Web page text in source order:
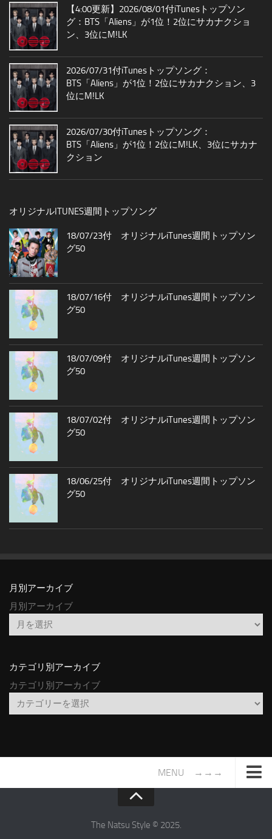
【4:00更新】2026/08/01付iTunesトップソン
グ：BTS「Aliens」が1位！2位にサカナクショ
ン、3位にM!LK
2026/07/31付iTunesトップソング：
BTS「Aliens」が1位！2位にサカナクション、3
位にM!LK
2026/07/30付iTunesトップソング：
BTS「Aliens」が1位！2位にM!LK、3位にサカナ
クション
オリジナルITUNES週間トップソング
18/07/23付 オリジナルiTunes週間トップソン
グ50
18/07/16付 オリジナルiTunes週間トップソン
グ50
18/07/09付 オリジナルiTunes週間トップソン
グ50
18/07/02付 オリジナルiTunes週間トップソン
グ50
18/06/25付 オリジナルiTunes週間トップソン
グ50
月別アーカイブ
月別アーカイブ
カテゴリ別アーカイブ
カテゴリ別アーカイブ
MENU →→→
The Natsu Style © 2025.